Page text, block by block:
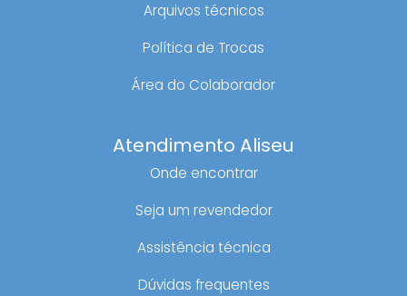
Arquivos técnicos
Política de Trocas
Área do Colaborador
Atendimento Aliseu
Onde encontrar
Seja um revendedor
Assistência técnica
Dúvidas frequentes